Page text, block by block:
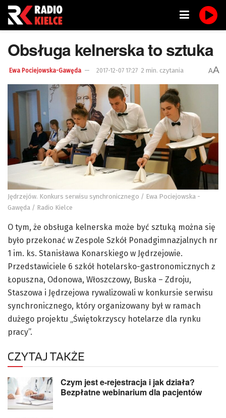
Obsługa kelnerska to sztuka
Ewa Pociejowska-Gawęda 2017-12-07 17:27 2 min. czytania AA
Jędrzejów. Konkurs serwisu synchronicznego / Ewa Pociejowska -
Gawęda / Radio Kielce
O tym, że obsługa kelnerska może być sztuką można się
było przekonać w Zespole Szkół Ponadgimnazjalnych nr
1 im. ks. Stanisława Konarskiego w Jędrzejowie.
Przedstawiciele 6 szkół hotelarsko-gastronomicznych z
Łopuszna, Odonowa, Włoszczowy, Buska – Zdroju,
Staszowa i Jędrzejowa rywalizowali w konkursie serwisu
synchronicznego, który organizowany był w ramach
dużego projektu „Świętokrzyscy hotelarze dla rynku
pracy”.
CZYTAJ TAKŻE
Czym jest e-rejestracja i jak działa?
Bezpłatne webinarium dla pacjentów